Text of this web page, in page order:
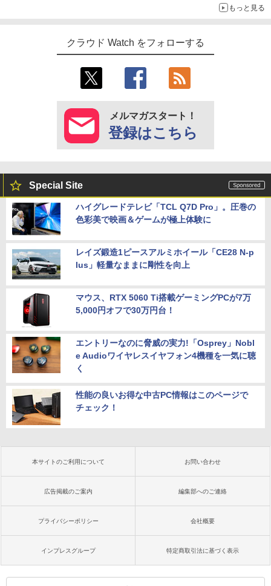
もっと見る
クラウド Watch をフォローする
メルマガスタート！
登録はこちら
Special Site
ハイグレードテレビ「TCL Q7D Pro」。圧巻の
色彩美で映画＆ゲームが極上体験に
レイズ鍛造1ピースアルミホイール「CE28 N-p
lus」軽量なままに剛性を向上
マウス、RTX 5060 Ti搭載ゲーミングPCが7万
5,000円オフで30万円台！
エントリーなのに脅威の実力!「Osprey」Nobl
e Audioワイヤレスイヤフォン4機種を一気に聴
く
性能の良いお得な中古PC情報はこのページで
チェック！
本サイトのご利用について お問い合わせ
広告掲載のご案内 編集部へのご連絡
プライバシーポリシー 会社概要
インプレスグループ 特定商取引法に基づく表示